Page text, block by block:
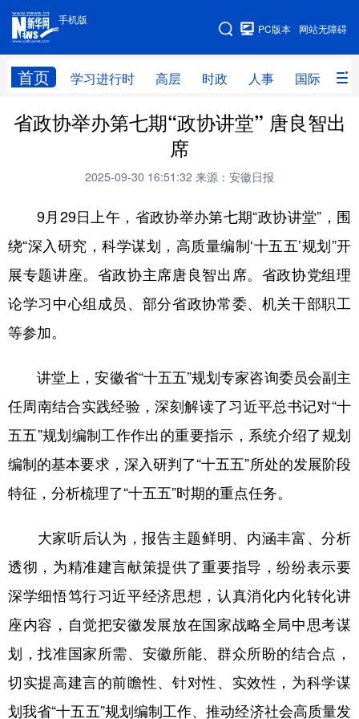
手机版
网站无障碍
PC版本
首页 学习进行时 高层 时政 人事 国际 财
手机版
网站地图
学习进行时 高层 时政 人事
全球连线
科技 科创 量子 体育
文化 书画 健康 军事
学术中国 乡村振兴 银龄 溯源中国
彩票 娱乐 时尚 悦读
公益 一带一路 亚太网
地方频道
北京 天津 河北 山西
辽宁 吉林 上海 江苏
浙江 安徽 福建 江西
省政协举办第七期“政协讲堂” 唐良智出
席
2025-09-30 16:51:32 来源：安徽日报
9月29日上午，省政协举办第七期“政协讲堂”，围
绕“深入研究，科学谋划，高质量编制‘十五五’规划”开
展专题讲座。省政协主席唐良智出席。省政协党组理
论学习中心组成员、部分省政协常委、机关干部职工
等参加。
讲堂上，安徽省“十五五”规划专家咨询委员会副主
任周南结合实践经验，深刻解读了习近平总书记对“十
五五”规划编制工作作出的重要指示，系统介绍了规划
编制的基本要求，深入研判了“十五五”所处的发展阶段
特征，分析梳理了“十五五”时期的重点任务。
大家听后认为，报告主题鲜明、内涵丰富、分析
透彻，为精准建言献策提供了重要指导，纷纷表示要
深学细悟笃行习近平经济思想，认真消化内化转化讲
座内容，自觉把安徽发展放在国家战略全局中思考谋
划，找准国家所需、安徽所能、群众所盼的结合点，
切实提高建言的前瞻性、针对性、实效性，为科学谋
划我省“十五五”规划编制工作、推动经济社会高质量发